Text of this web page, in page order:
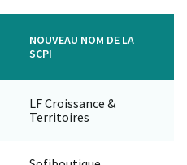
NOUVEAU NOM DE LA
SCPI
LF Croissance &
Territoires